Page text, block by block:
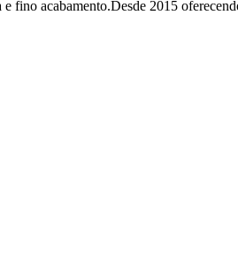
e fino acabamento.Desde 2015